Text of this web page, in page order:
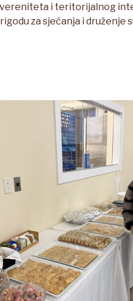
i teritorijalnog
za sjećanja i druženje